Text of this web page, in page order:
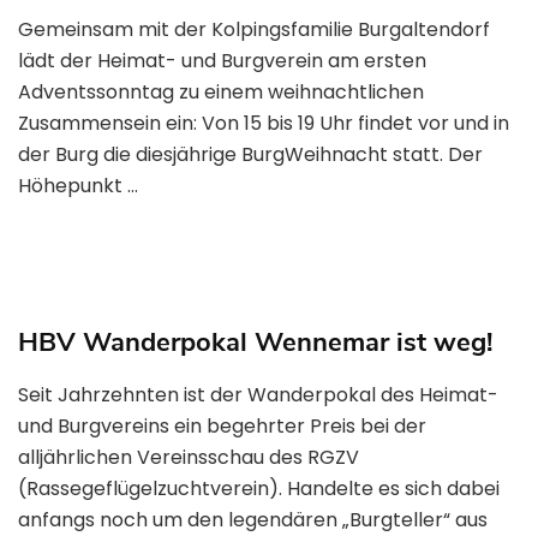
Gemeinsam mit der Kolpingsfamilie Burgaltendorf
lädt der Heimat- und Burgverein am ersten
Adventssonntag zu einem weihnachtlichen
Zusammensein ein: Von 15 bis 19 Uhr findet vor und in
der Burg die diesjährige BurgWeihnacht statt. Der
Höhepunkt …
HBV Wanderpokal Wennemar ist weg!
Seit Jahrzehnten ist der Wanderpokal des Heimat-
und Burgvereins ein begehrter Preis bei der
alljährlichen Vereinsschau des RGZV
(Rassegeflügelzuchtverein). Handelte es sich dabei
anfangs noch um den legendären „Burgteller“ aus